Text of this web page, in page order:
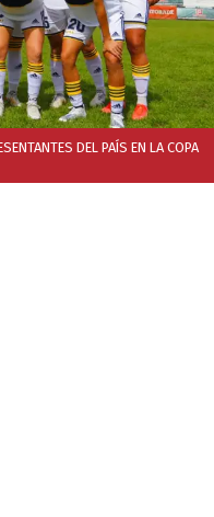
DEL PAÍS EN LA COPA